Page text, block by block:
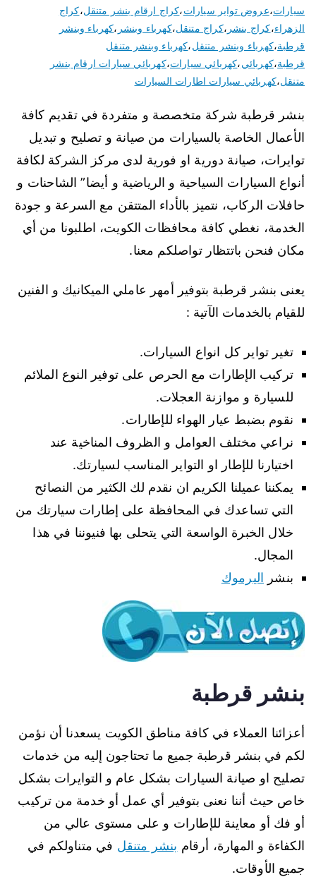
سيارات،عروض تواير سيارات،كراج ارقام بنشر متنقل،كراج
الزهراء،كراج بنشر ،كراج متنقل،كهرباء وبنشر ،كهرباء وبنشر
قرطبة،كهرباء وبنشر متنقل،كهرباء وبنشر متنقل
قرطبة،كهربائي،كهربائي سيارات،كهربائي سيارات ارقام بنشر
متنقل،كهربائي سيارات اطارات السيارات
بنشر قرطبة شركة متخصصة و متفردة في تقديم كافة
الأعمال الخاصة بالسيارات من صيانة و تصليح و تبديل
توايرات، صيانة دورية او فورية لدى مركز الشركة لكافة
أنواع السيارات السياحية و الرياضية و أيضا” الشاحنات و
حافلات الركاب، نتميز بالأداء المتتقن مع السرعة و جودة
الخدمة، نغطي كافة محافظات الكويت، اطلبونا من أي
مكان فنحن باتتظار تواصلكم معنا.
يعنى بنشر قرطبة بتوفير أمهر عاملي الميكانيك و الفنين
للقيام بالخدمات الآتية :
تغير تواير كل انواع السيارات.
تركيب الإطارات مع الحرص على توفير النوع الملائم
للسيارة و موازنة العجلات.
نقوم بضبط عيار الهواء للإطارات.
نراعي مختلف العوامل و الظروف المناخية عند
اختيارنا للإطار او التواير المناسب لسيارتك.
يمكننا عميلنا الكريم ان نقدم لك الكثير من النصائح
التي تساعدك في المحافظة على إطارات سيارتك من
خلال الخبرة الواسعة التي يتحلى بها فنيوننا في هذا
المجال.
بنشر اليرموك
بنشر قرطبة
أعزائنا العملاء في كافة مناطق الكويت يسعدنا أن نؤمن
لكم في بنشر قرطبة جميع ما تحتاجون إليه من خدمات
تصليح او صيانة السيارات بشكل عام و التوايرات بشكل
خاص حيث أننا نعنى بتوفير أي عمل أو خدمة من تركيب
أو فك أو معاينة للإطارات و على مستوى عالي من
الكفاءة و المهارة، أرقام بنشر متنقل في متناولكم في
جميع الأوقات.